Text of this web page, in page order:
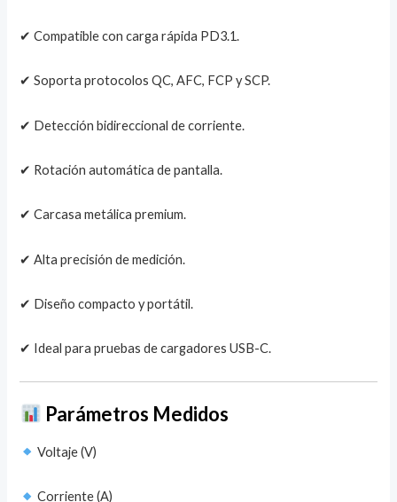
✔ Compatible con carga rápida PD3.1.
✔ Soporta protocolos QC, AFC, FCP y SCP.
✔ Detección bidireccional de corriente.
✔ Rotación automática de pantalla.
✔ Carcasa metálica premium.
✔ Alta precisión de medición.
✔ Diseño compacto y portátil.
✔ Ideal para pruebas de cargadores USB-C.
Parámetros Medidos
Voltaje (V)
Corriente (A)